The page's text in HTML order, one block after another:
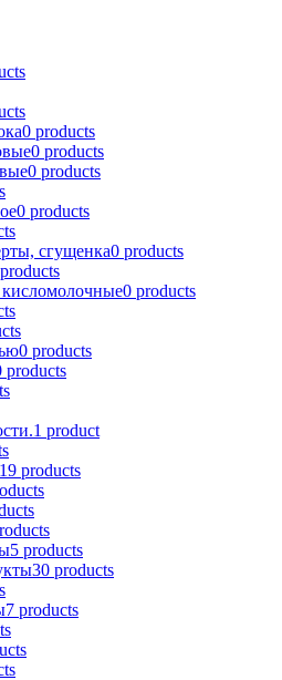
0 products
0 products
0 products
0 products
сгущенка0 products
products
0 products
0 products
products
1 product
19 products
5 products
30 products
7 products